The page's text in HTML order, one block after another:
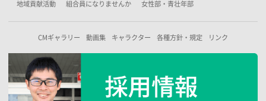
地域貢献活動 組合員になりませんか 女性部・青壮年部
CMギャラリー 動画集 キャラクター 各種方針・規定 リンク